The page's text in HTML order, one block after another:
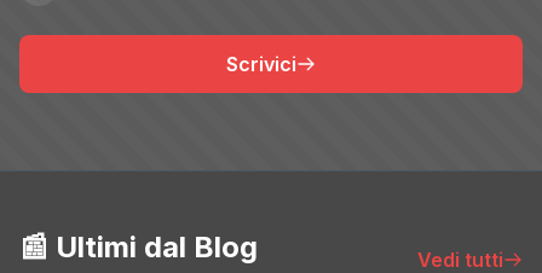
Scrivici
📰 Ultimi dal Blog Vedi tutti